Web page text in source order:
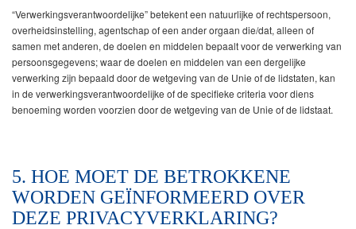
“Verwerkingsverantwoordelijke” betekent een natuurlijke of rechtspersoon,
overheidsinstelling, agentschap of een ander orgaan die/dat, alleen of
samen met anderen, de doelen en middelen bepaalt voor de verwerking van
persoonsgegevens; waar de doelen en middelen van een dergelijke
verwerking zijn bepaald door de wetgeving van de Unie of de lidstaten, kan
in de verwerkingsverantwoordelijke of de specifieke criteria voor diens
benoeming worden voorzien door de wetgeving van de Unie of de lidstaat.
5. HOE MOET DE BETROKKENE
WORDEN GEÏNFORMEERD OVER
DEZE PRIVACYVERKLARING?